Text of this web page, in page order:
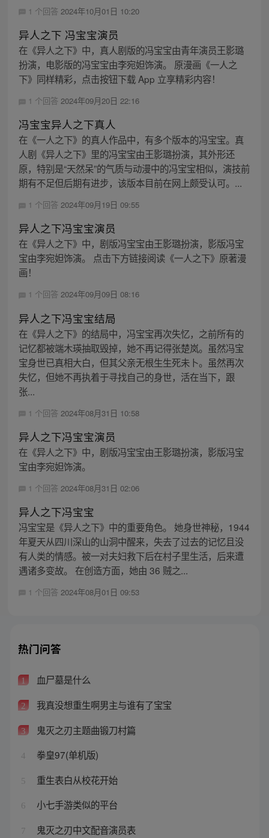
1 个回答 2024年10月01日 10:20
异人之下 冯宝宝演员
在《异人之下》中，真人剧版的冯宝宝由青年演员王影璐
扮演，电影版的冯宝宝由李宛妲饰演。 原漫画《一人之
下》同样精彩，点击按钮下载 App 立享精彩内容！
1 个回答 2024年09月20日 22:16
冯宝宝异人之下真人
在《一人之下》的真人作品中，有多个版本的冯宝宝。真
人剧《异人之下》里的冯宝宝由王影璐扮演，其外形还
原，特别是“天然呆”的气质与动漫中的冯宝宝相似，演技前
期有不足但后期有进步，该版本目前在网上颇受认可。...
1 个回答 2024年09月19日 09:55
异人之下冯宝宝演员
在《异人之下》中，剧版冯宝宝由王影璐扮演，影版冯宝
宝由李宛妲饰演。 点击下方链接阅读《一人之下》原著漫
画！
1 个回答 2024年09月09日 08:16
异人之下冯宝宝结局
在《异人之下》的结局中，冯宝宝再次失忆，之前所有的
记忆都被端木瑛抽取毁掉，她不再记得张楚岚。虽然冯宝
宝身世已真相大白，但其父亲无根生生死未卜。虽然再次
失忆，但她不再执着于寻找自己的身世，活在当下，跟
张...
1 个回答 2024年08月31日 10:58
异人之下冯宝宝演员
在《异人之下》中，剧版冯宝宝由王影璐扮演，影版冯宝
宝由李宛妲饰演。
1 个回答 2024年08月31日 02:06
异人之下冯宝宝
冯宝宝是《异人之下》中的重要角色。 她身世神秘，1944
年夏天从四川深山的山洞中醒来，失去了过去的记忆且没
有人类的情感。被一对夫妇救下后在村子里生活，后来遭
遇诸多变故。 在创造方面，她由 36 贼之...
1 个回答 2024年08月01日 09:53
热门问答
1 血尸墓是什么
2 我真没想重生啊男主与谁有了宝宝
3 鬼灭之刃主题曲锻刀村篇
4 拳皇97(单机版)
5 重生表白从校花开始
6 小七手游类似的平台
7 鬼灭之刃中文配音演员表